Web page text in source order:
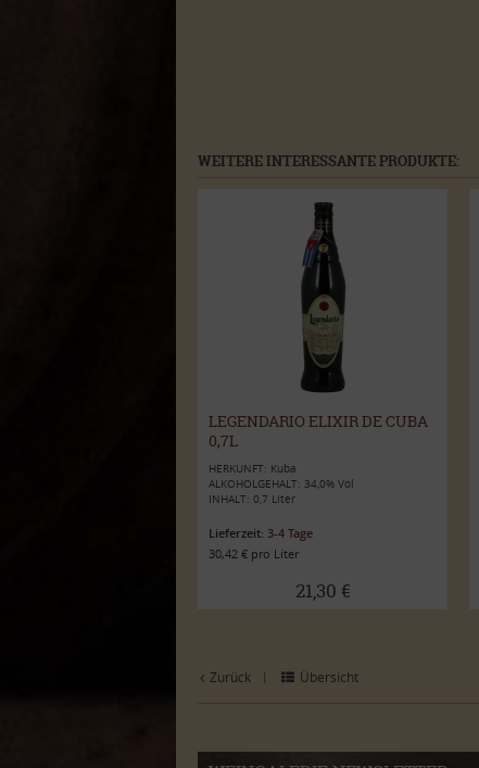
WEITERE INTERESSANTE PRODUKTE:
LEGENDARIO ELIXIR DE CUBA
0,7L
HERKUNFT: Kuba
ALKOHOLGEHALT: 34,0% Vol
INHALT: 0,7 Liter
Lieferzeit: 3-4 Tage
30,42 € pro Liter
21,30 €
Zurück | Übersicht